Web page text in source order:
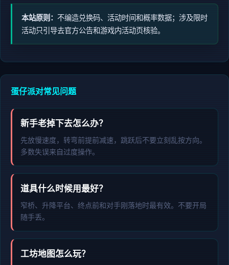
本站原则： 不编造兑换码、活动时间和概率数据；涉及限时
活动只引导去官方公告和游戏内活动页核验。
蛋仔派对常见问题
新手老掉下去怎么办？
先放慢速度，转弯前提前减速，跳跃后不要立刻乱按方向。
多数失误来自过度操作。
道具什么时候用最好？
窄桥、升降平台、终点前和对手刚落地时最有效。不要开局
随手丢。
工坊地图怎么玩？